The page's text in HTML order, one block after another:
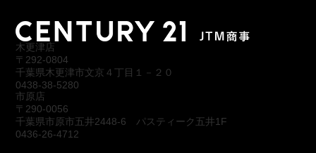
木更津店
〒292-0804
千葉県木更津市文京４丁目１－２０
0438-38-5280
市原店
〒290-0056
千葉県市原市五井2448-6 パスティーク五井1F
0436-26-4712